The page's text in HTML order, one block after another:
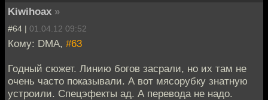
Kiwihoax »
#64 | 01.04.12 09:52
Кому: DMA, #63
Годный сюжет. Линию богов засрали, но их там не
очень часто показывали. А вот мясорубку знатную
устроили. Спецэфекты ад. А перевода не надо.